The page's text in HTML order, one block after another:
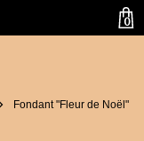
Fondant "Fleur de Noël"
0